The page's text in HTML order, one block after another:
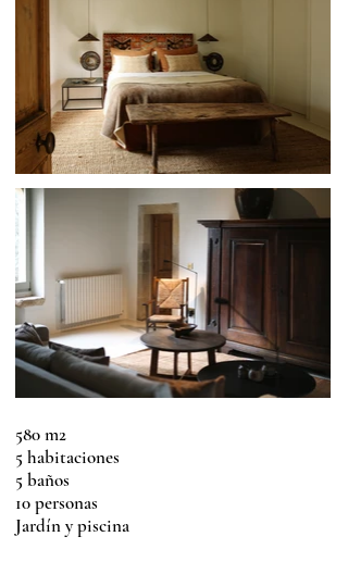
580 m2
5 habitaciones
5 baños
10 personas
Jardín y piscina